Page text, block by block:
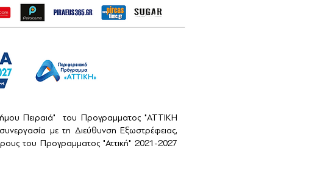
Πειραιά" του Προγραμματος "ΑΤΤΙΚΗ
με τη Διεύθυνση Εξωστρέφειας,
του Προγραμματος "Αττική" 2021-2027